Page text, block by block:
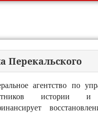
Перекальского
агентство по
истории